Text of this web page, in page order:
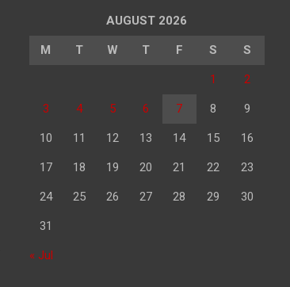
AUGUST 2026
M T W T F S S
1 2
3 4 5 6 7 8 9
10 11 12 13 14 15 16
17 18 19 20 21 22 23
24 25 26 27 28 29 30
31
« Jul